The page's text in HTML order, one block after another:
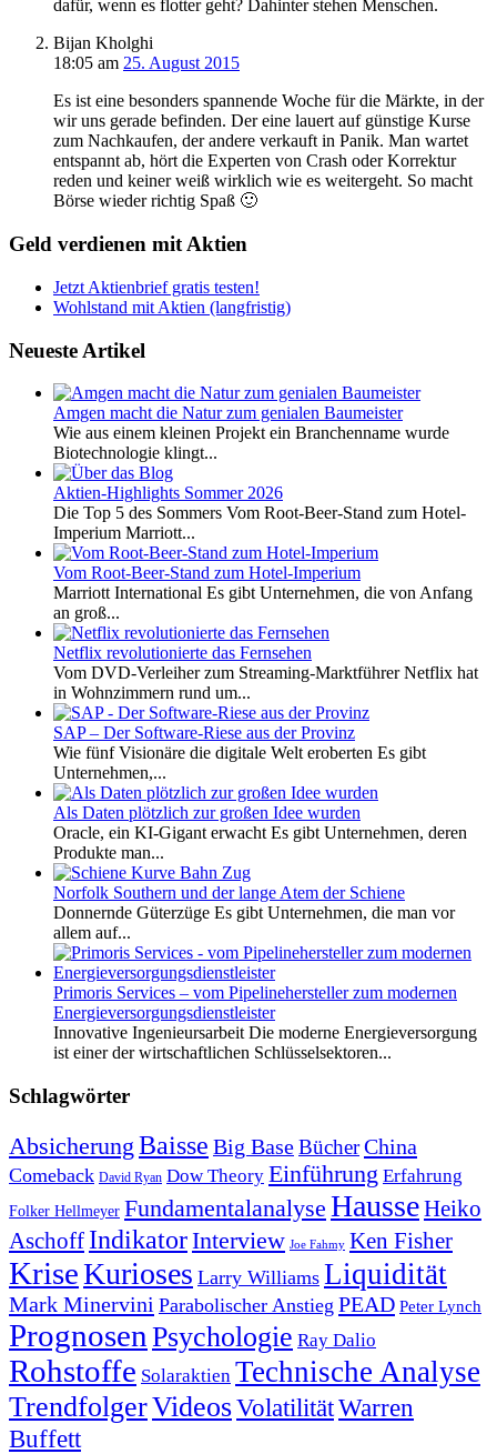
dafür, wenn es flotter geht? Dahinter stehen Menschen.
Bijan Kholghi
18:05 am 25. August 2015
Es ist eine besonders spannende Woche für die Märkte, in der
wir uns gerade befinden. Der eine lauert auf günstige Kurse
zum Nachkaufen, der andere verkauft in Panik. Man wartet
entspannt ab, hört die Experten von Crash oder Korrektur
reden und keiner weiß wirklich wie es weitergeht. So macht
Börse wieder richtig Spaß 🙂
Geld verdienen mit Aktien
Jetzt Aktienbrief gratis testen!
Wohlstand mit Aktien (langfristig)
Neueste Artikel
Amgen macht die Natur zum genialen Baumeister
Wie aus einem kleinen Projekt ein Branchenname wurde
Biotechnologie klingt...
Aktien-Highlights Sommer 2026
Die Top 5 des Sommers Vom Root-Beer-Stand zum Hotel-
Imperium Marriott...
Vom Root-Beer-Stand zum Hotel-Imperium
Marriott International Es gibt Unternehmen, die von Anfang
an groß...
Netflix revolutionierte das Fernsehen
Vom DVD-Verleiher zum Streaming-Marktführer Netflix hat
in Wohnzimmern rund um...
SAP – Der Software-Riese aus der Provinz
Wie fünf Visionäre die digitale Welt eroberten Es gibt
Unternehmen,...
Als Daten plötzlich zur großen Idee wurden
Oracle, ein KI-Gigant erwacht Es gibt Unternehmen, deren
Produkte man...
Norfolk Southern und der lange Atem der Schiene
Donnernde Güterzüge Es gibt Unternehmen, die man vor
allem auf...
Primoris Services – vom Pipelinehersteller zum modernen
Energieversorgungsdienstleister
Innovative Ingenieursarbeit Die moderne Energieversorgung
ist einer der wirtschaftlichen Schlüsselsektoren...
Schlagwörter
Absicherung Baisse Big BaseBücherChina
Comeback David Ryan Dow Theory Einführung Erfahrung
Folker Hellmeyer Fundamentalanalyse HausseHeiko
Aschoff IndikatorInterview Joe Fahmy Ken Fisher
KriseKurioses Larry Williams Liquidität
Mark Minervini Parabolischer Anstieg PEAD Peter Lynch
Prognosen Psychologie Ray Dalio
Rohstoffe Solaraktien Technische Analyse
TrendfolgerVideosVolatilitätWarren
Buffett